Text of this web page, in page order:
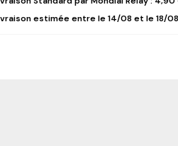
estimée entre le14/08 et le18/08